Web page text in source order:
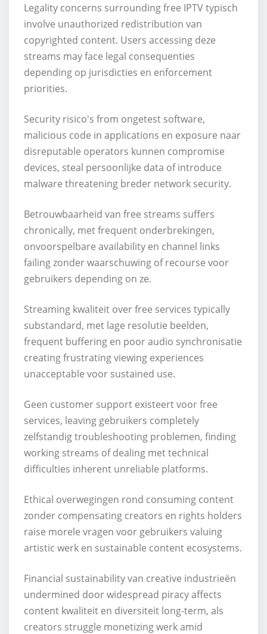
Legality concerns surrounding free IPTV typisch
involve unauthorized redistribution van
copyrighted content. Users accessing deze
streams may face legal consequenties
depending op jurisdicties en enforcement
priorities.
Security risico's from ongetest software,
malicious code in applications en exposure naar
disreputable operators kunnen compromise
devices, steal persoonlijke data of introduce
malware threatening breder network security.
Betrouwbaarheid van free streams suffers
chronically, met frequent onderbrekingen,
onvoorspelbare availability en channel links
failing zonder waarschuwing of recourse voor
gebruikers depending on ze.
Streaming kwaliteit over free services typically
substandard, met lage resolutie beelden,
frequent buffering en poor audio synchronisatie
creating frustrating viewing experiences
unacceptable voor sustained use.
Geen customer support existeert voor free
services, leaving gebruikers completely
zelfstandig troubleshooting problemen, finding
working streams of dealing met technical
difficulties inherent unreliable platforms.
Ethical overwegingen rond consuming content
zonder compensating creators en rights holders
raise morele vragen voor gebruikers valuing
artistic werk en sustainable content ecosystems.
Financial sustainability van creative industrieën
undermined door widespread piracy affects
content kwaliteit en diversiteit long-term, als
creators struggle monetizing werk amid